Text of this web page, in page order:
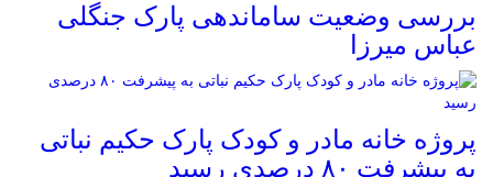
بررسی وضعیت ساماندهی پارک جنگلی
عباس میرزا
پروژه خانه مادر و کودک پارک حکیم نباتی
به پیشرفت ۸۰ درصدی رسید